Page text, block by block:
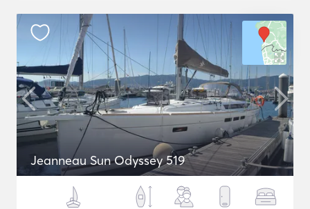
Jeanneau Sun Odyssey 519